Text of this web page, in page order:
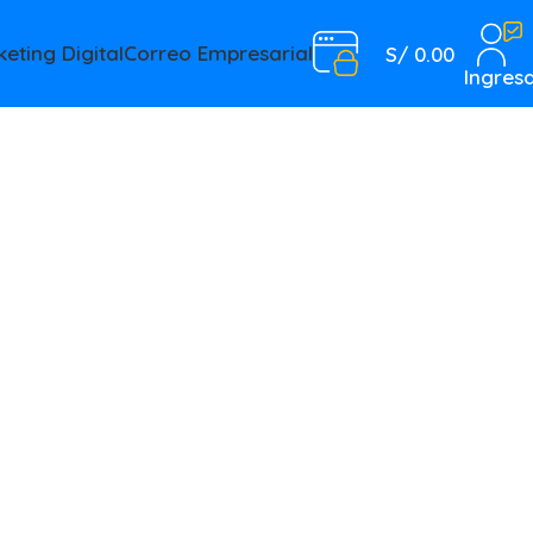
DigitalCorreo Empresarial S/ 0.00